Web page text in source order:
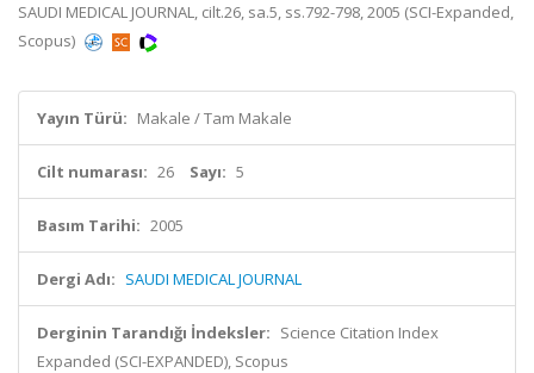
SAUDI MEDICAL JOURNAL, cilt.26, sa.5, ss.792-798, 2005 (SCI-Expanded,
Scopus)
Yayın Türü: Makale / Tam Makale
Cilt numarası: 26 Sayı: 5
Basım Tarihi: 2005
Dergi Adı: SAUDI MEDICAL JOURNAL
Derginin Tarandığı İndeksler: Science Citation Index
Expanded (SCI-EXPANDED), Scopus